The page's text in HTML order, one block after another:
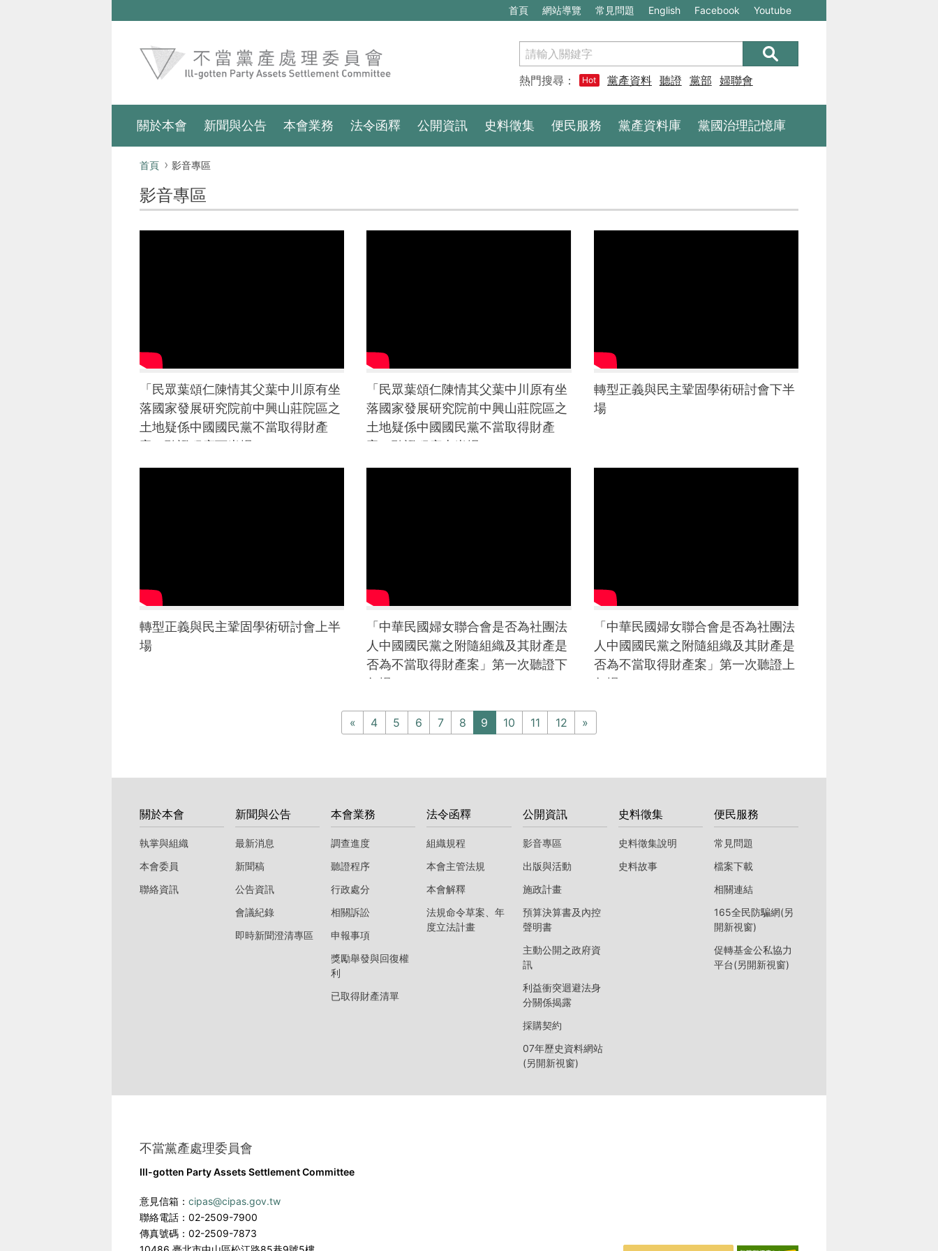
首頁 網站導覽 常見問題 English
(另
視
開
處
會
Facebook
(另
開
處
會
Youtube
搜
尋
熱門搜尋：
Hot 黨產資料庫聽證 黨部 婦聯會
關於本會 新聞與公告 本會業務 法令函釋 公開資訊 史料徵集 便民服務 黨產資料庫 黨國治理記憶庫
首頁 影音專區
影音專區
「民眾葉頌仁陳情其父葉中川原有坐
落國家發展研究院前中興山莊院區之
土地疑係中國國民黨不當取得財產
案」聽證程序下半場
「民眾葉頌仁陳情其父葉中川原有坐
落國家發展研究院前中興山莊院區之
土地疑係中國國民黨不當取得財產
案」聽證程序上半場
轉型正義與民主鞏固學術研討會下半
場
轉型正義與民主鞏固學術研討會上半
場
「中華民國婦女聯合會是否為社團法
人中國國民黨之附隨組織及其財產是
否為不當取得財產案」第一次聽證下
午場
「中華民國婦女聯合會是否為社團法
人中國國民黨之附隨組織及其財產是
否為不當取得財產案」第一次聽證上
午場
« 4 5 6 7 8 9 10 11 12 »
關於本會
執掌與組織
本會委員
聯絡資訊
新聞與公告
最新消息
新聞稿
公告資訊
會議紀錄
即時新聞澄清專區
本會業務
調查進度
聽證程序
行政處分
相關訴訟
申報事項
獎勵舉發與回復權
利
已取得財產清單
法令函釋
組織規程
本會主管法規
本會解釋
法規命令草案、年
度立法計畫
公開資訊
影音專區
出版與活動
施政計畫
預算決算書及內控
聲明書
主動公開之政府資
訊
利益衝突迴避法身
分關係揭露
採購契約
07年歷史資料網站
(另開新視窗)
史料徵集
史料徵集說明
史料故事
便民服務
常見問題
檔案下載
相關連結
165全民防騙網(另
開新視窗)
促轉基金公私協力
平台(另開新視窗)
不當黨產處理委員會
Ill-gotten Party Assets Settlement Committee
意見信箱： cipas@cipas.gov.tw
聯絡電話：02-2509-7900
傳真號碼：02-2509-7873